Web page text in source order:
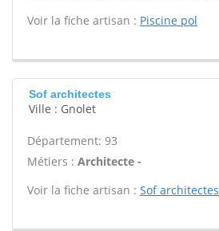
Voir la fiche artisan : Piscine pol
Sof architectes
Ville : Gnolet
Département: 93
Métiers : Architecte -
Voir la fiche artisan : Sof architectes